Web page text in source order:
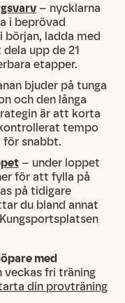
– nycklarna
i beprövad
början, ladda med
upp de 21
etapper.
bjuder på tunga
och den långa
är att korta
tempo
för snabbt.
– under loppet
för att fylla på
på tidigare
du bland annat
med
veckas fri träning
din provträning